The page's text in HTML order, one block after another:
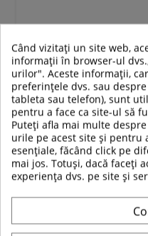
Adauga in cos
Compara
Când vizitați un site web,
informații în browser-ul
urilor". Aceste informații,
preferințele dvs. sau
tableta sau telefon), sunt
pentru a face ca site-ul să
Puteți afla mai multe
urile pe acest site și pentru
esențiale, făcând click pe
mai jos. Totuși, dacă faceți
experiența dvs. pe site și